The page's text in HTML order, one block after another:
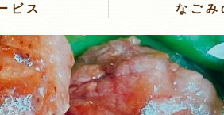
ビス
ーグ
なごみ